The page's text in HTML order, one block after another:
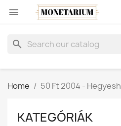

search
Home 50 Ft 2004 -
KATEGÓRIÁK